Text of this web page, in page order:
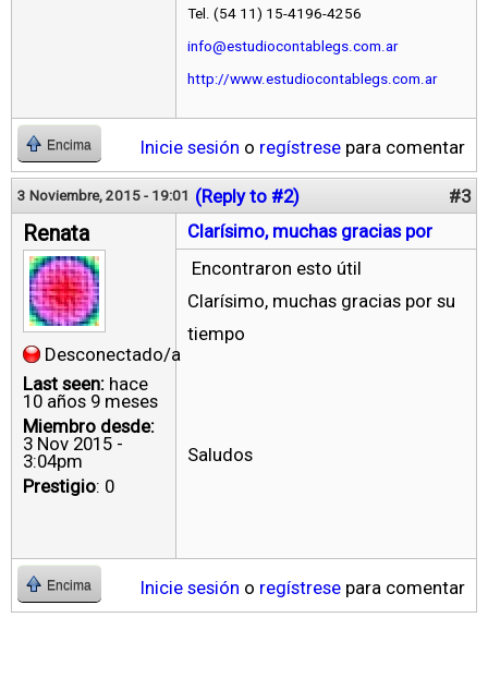
Tel. (54 11) 15-4196-4256
info@estudiocontablegs.com.ar
http://www.estudiocontablegs.com.ar
Encima Inicie sesión o regístrese para comentar
3 Noviembre, 2015 - 19:01 (Reply to #2) #3
Renata
Desconectado/a
Last seen: hace
10 años 9 meses
Miembro desde:
3 Nov 2015 -
3:04pm
Prestigio: 0
Clarísimo, muchas gracias por
Encontraron esto útil
Clarísimo, muchas gracias por su
tiempo
Saludos
Encima Inicie sesión o regístrese para comentar